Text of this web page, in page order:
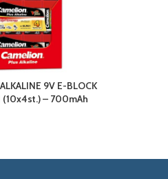
9V E-BLOCK
(10x4st.) – 700mAh